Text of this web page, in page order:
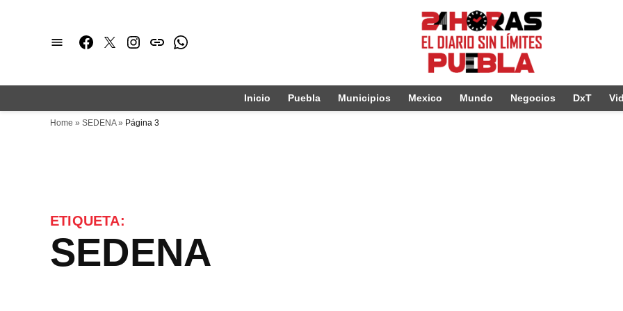
Facebook
TwitterInstagram
issuuWhatsapp
Inicio Puebla Municipios Mexico Mundo Negocios DxT
Home » SEDENA» Página 3
ETIQUETA:
SEDENA